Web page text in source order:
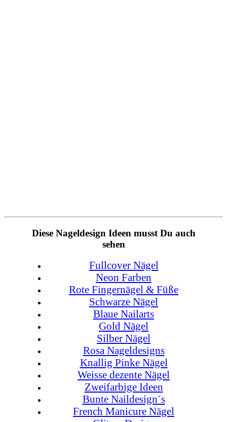
Diese Nageldesign Ideen musst Du auch
sehen
Fullcover Nägel
Neon Farben
Rote Fingernägel & Füße
Schwarze Nägel
Blaue Nailarts
Gold Nägel
Silber Nägel
Rosa Nageldesigns
Knallig Pinke Nägel
Weisse dezente Nägel
Zweifarbige Ideen
Bunte Naildesign´s
French Manicure Nägel